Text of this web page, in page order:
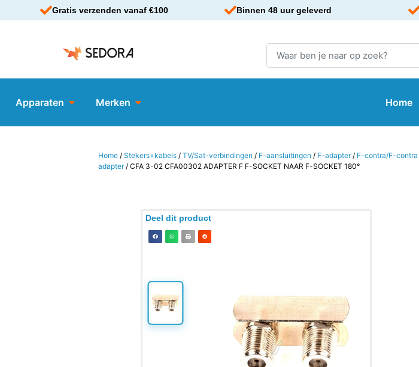
Gratis verzenden vanaf €100 Binnen 48 uur geleverd
Apparaten Merken Home
Home /Stekers+kabels /TV/Sat-verbindingen / F-aansluitingen / F-adapter/ F-contra/F-contra
adapter/ CFA 3-02 CFA00302 ADAPTER F F-SOCKET NAAR F-SOCKET 180°
Deel dit product